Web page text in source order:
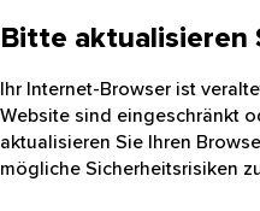
Bitte aktualisieren
Ihr Internet-Browser ist
Website sind eingeschränkt
aktualisieren Sie Ihren
mögliche Sicherheitsrisiken